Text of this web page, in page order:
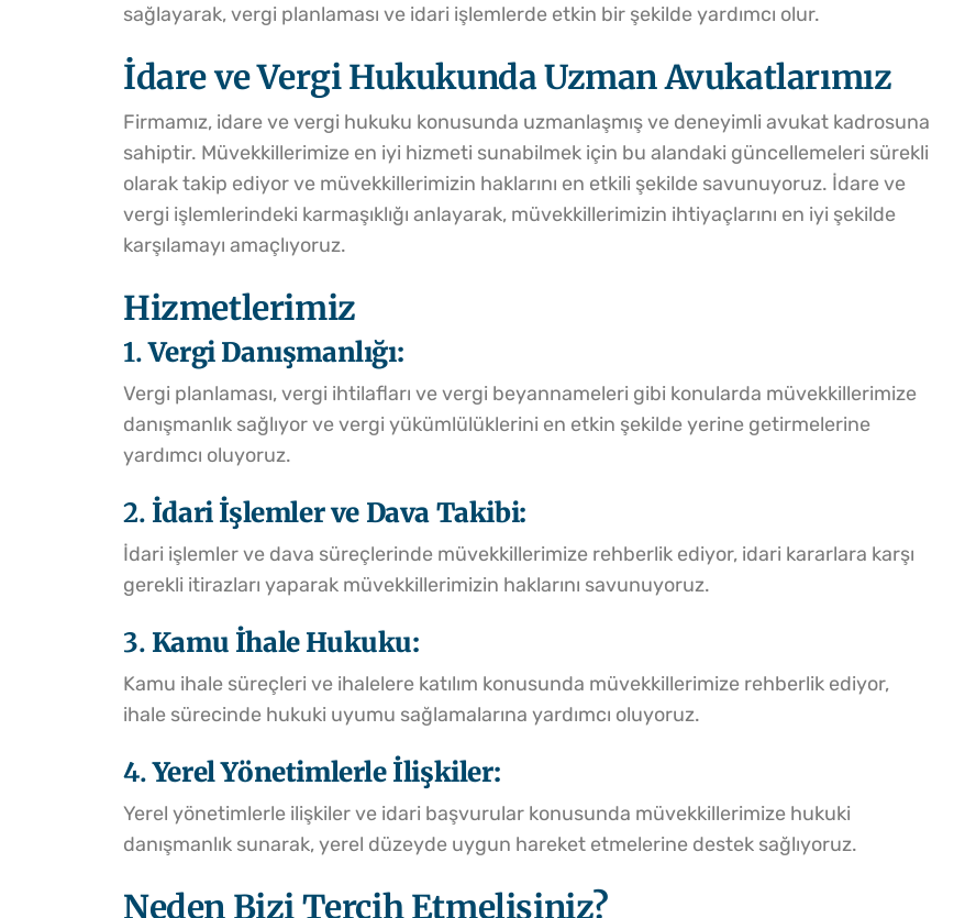
sağlayarak, vergi planlaması ve idari işlemlerde etkin bir şekilde yardımcı olur.
İdare ve Vergi Hukukunda Uzman Avukatlarımız
Firmamız, idare ve vergi hukuku konusunda uzmanlaşmış ve deneyimli avukat kadrosuna
sahiptir. Müvekkillerimize en iyi hizmeti sunabilmek için bu alandaki güncellemeleri sürekli
olarak takip ediyor ve müvekkillerimizin haklarını en etkili şekilde savunuyoruz. İdare ve
vergi işlemlerindeki karmaşıklığı anlayarak, müvekkillerimizin ihtiyaçlarını en iyi şekilde
karşılamayı amaçlıyoruz.
Hizmetlerimiz
1.Vergi Danışmanlığı:
Vergi planlaması, vergi ihtilafları ve vergi beyannameleri gibi konularda müvekkillerimize
danışmanlık sağlıyor ve vergi yükümlülüklerini en etkin şekilde yerine getirmelerine
yardımcı oluyoruz.
2. İdari İşlemler ve Dava Takibi:
İdari işlemler ve dava süreçlerinde müvekkillerimize rehberlik ediyor, idari kararlara karşı
gerekli itirazları yaparak müvekkillerimizin haklarını savunuyoruz.
3. Kamu İhale Hukuku:
Kamu ihale süreçleri ve ihalelere katılım konusunda müvekkillerimize rehberlik ediyor,
ihale sürecinde hukuki uyumu sağlamalarına yardımcı oluyoruz.
4.Yerel Yönetimlerle İlişkiler:
Yerel yönetimlerle ilişkiler ve idari başvurular konusunda müvekkillerimize hukuki
danışmanlık sunarak, yerel düzeyde uygun hareket etmelerine destek sağlıyoruz.
Neden Bizi Tercih Etmelisiniz?